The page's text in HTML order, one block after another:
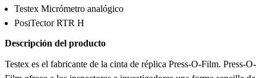
Testex Micrómetro analógico
PosiTector RTR H
Descripción del producto
Testex es el fabricante de la cinta de réplica Press-O-Film. Press-O-